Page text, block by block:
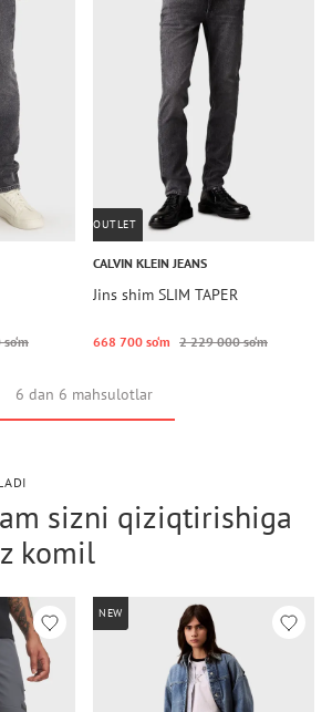
OUTLET
CALVIN KLEIN JEANS
Jins shim SLIM TAPER
668 700 so‘m 2 229 000 so‘m
6 dan 6 mahsulotlar
sizni qiziqtirishiga
komil
NEW